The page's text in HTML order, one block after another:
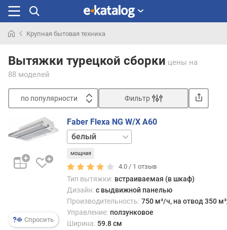
раньше
Крупная бытовая техника
Вытяжки турецкой сборки цены на
88 моделей
по популярности
п
о
о
п
н
Фильтр
Спросить
Faber Flexa NG W/X A60
нержавейка
мощная
4.0 / 1 отзыв
Тип вытяжки: встраиваемая (в шкаф)
Дизайн: с выдвижной панелью
Производительность: 750 м³/ч, на отвод 350
Управление: ползунковое
Ширина: 59.8 см